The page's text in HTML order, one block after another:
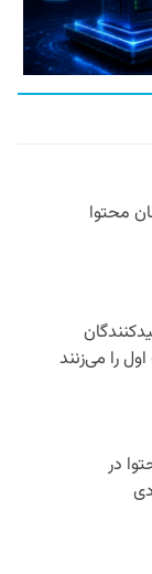
محتوا
را می‌زنند
در